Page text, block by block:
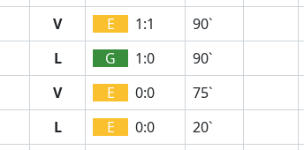
V E 1:1
90`
L G 1:0
90`
V E 0:0
75`
L E 0:0
20`